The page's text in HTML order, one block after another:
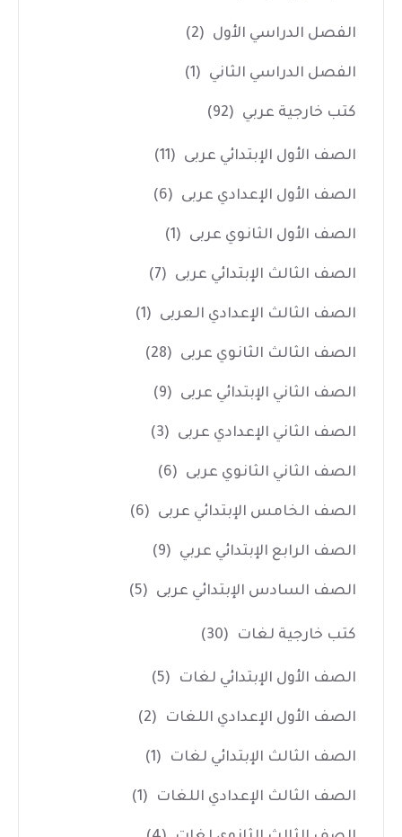
الفصل الدراسي الأول (2)
الفصل الدراسي الثاني (1)
كتب خارجية عربي (92)
الصف الأول الإبتدائي عربى (11)
الصف الأول الإعدادي عربى (6)
الصف الأول الثانوي عربى (1)
الصف الثالث الإبتدائي عربى (7)
الصف الثالث الإعدادي العربى (1)
الصف الثالث الثانوي عربى (28)
الصف الثاني الإبتدائي عربى (9)
الصف الثاني الإعدادي عربى (3)
الصف الثاني الثانوي عربى (6)
الصف الخامس الإبتدائي عربى (6)
الصف الرابع الإبتدائي عربي (9)
الصف السادس الإبتدائي عربى (5)
كتب خارجية لغات (30)
الصف الأول الإبتدائي لغات (5)
الصف الأول الإعدادي اللغات (2)
الصف الثالث الإبتدائي لغات (1)
الصف الثالث الإعدادي اللغات (1)